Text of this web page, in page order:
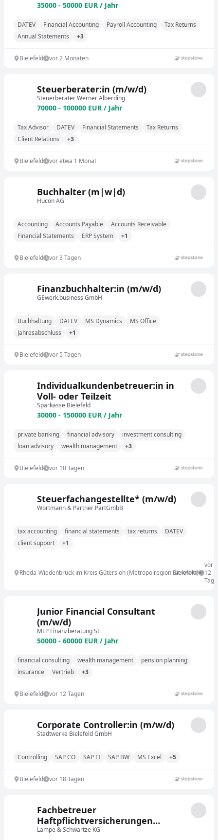
35000 - 50000 EUR / Jahr
DATEV Financial Accounting Payroll Accounting
Tax Returns
Annual Statements
+3
Bielefeld vor 2 Monaten
Steuerberater:in (m/w/d)
Steuerberater Werner Alberding
70000 - 100000 EUR / Jahr
Tax Advisor DATEV Financial Statements
Tax Returns
Client Relations
+3
Bielefeld vor etwa 1 Monat
Buchhalter (m|w|d)
Hucon AG
Accounting Accounts Payable
Accounts Receivable
Financial Statements
ERP System +1
Bielefeld vor 3 Tagen
Finanzbuchhalter:in (m/w/d)
GEwerk.business GmbH
Buchhaltung DATEV MS Dynamics
MS Office
Jahresabschluss
+1
Bielefeld vor 5 Tagen
Individualkundenbetreuer:in in
Voll- oder Teilzeit
Sparkasse Bielefeld
30000 - 150000 EUR / Jahr
private banking financial advisory
investment consulting
loan advisory
wealth management +3
Bielefeld vor 10 Tagen
Steuerfachangestellte* (m/w/d)
Wortmann & Partner PartGmbB
tax accounting financial statements tax returns
DATEV
client support
+1
Rheda-Wiedenbrück im Kreis Gütersloh (Metropolregion Bielefeld)
vor
12
Junior Financial Consultant
(m/w/d)
MLP Finanzberatung SE
50000 - 60000 EUR / Jahr
financial consulting wealth management
pension planning
insurance
Vertrieb +3
Bielefeld vor 12 Tagen
Corporate Controller:in (m/w/d)
Stadtwerke Bielefeld GmbH
Controlling SAP CO SAP FI SAP BW MS Excel +5
Bielefeld vor 18 Tagen
Fachbetreuer
Haftpflichtversicherungen
(m/w/d) in Vollzeit (40h/Woche)
Lampe & Schwartze KG